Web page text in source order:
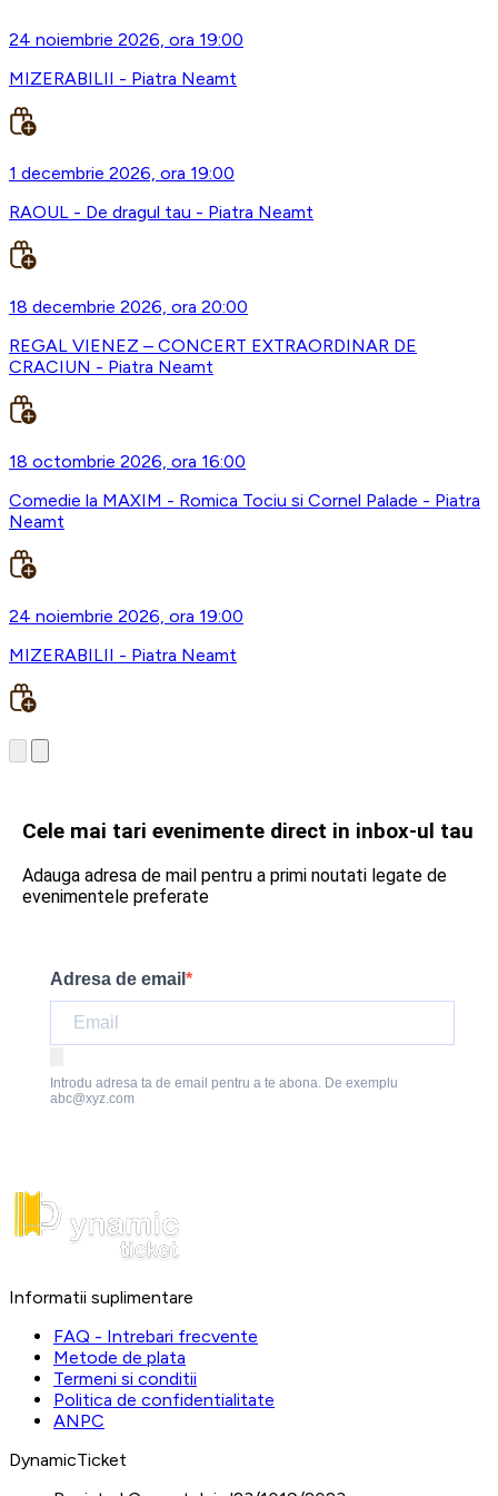
24 noiembrie 2026, ora 19:00
MIZERABILII - Piatra Neamt
1 decembrie 2026, ora 19:00
RAOUL - De dragul tau - Piatra Neamt
18 decembrie 2026, ora 20:00
REGAL VIENEZ – CONCERT EXTRAORDINAR DE
CRACIUN - Piatra Neamt
18 octombrie 2026, ora 16:00
Comedie la MAXIM - Romica Tociu si Cornel Palade - Piatra
Neamt
24 noiembrie 2026, ora 19:00
MIZERABILII - Piatra Neamt
Cele mai tari evenimente direct in inbox-ul tau
Adauga adresa de mail pentru a primi noutati legate de
evenimentele preferate
Adresa de email
Introdu adresa ta de email pentru a te abona. De exemplu
abc@xyz.com
Informatii suplimentare
FAQ - Intrebari frecvente
Metode de plata
Termeni si conditii
Politica de confidentialitate
ANPC
DynamicTicket